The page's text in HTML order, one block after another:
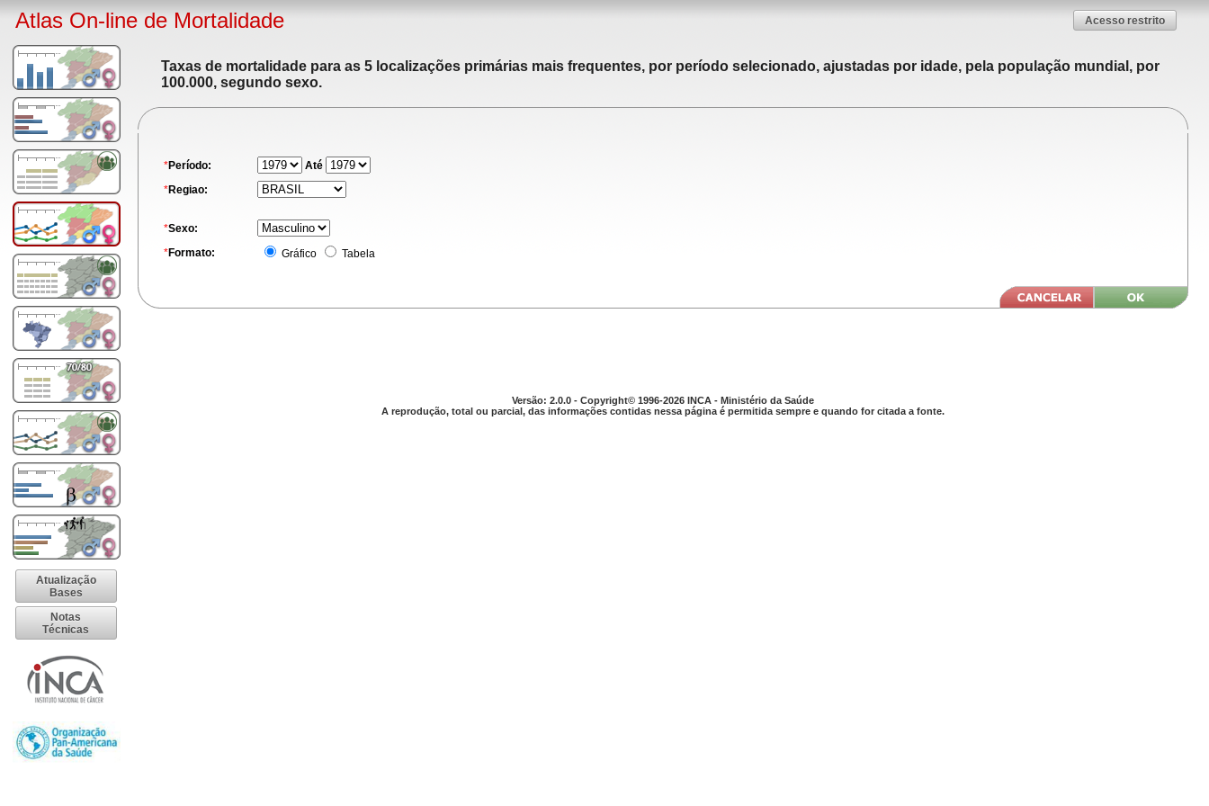
Atlas On-line de Mortalidade Acesso restrito
Atualização
Bases
Notas
Técnicas
Taxas de mortalidade para as 5 localizações primárias mais frequentes, por período selecionado, ajustadas por idade, pela população mundial, por
100.000, segundo sexo.
*Período:
Até
*Regiao:
*Sexo:
*Formato: Gráfico Tabela
Versão: 2.0.0 - Copyright© 1996-2026 INCA - Ministério da Saúde
A reprodução, total ou parcial, das informações contidas nessa página é permitida sempre e quando for citada a fonte.